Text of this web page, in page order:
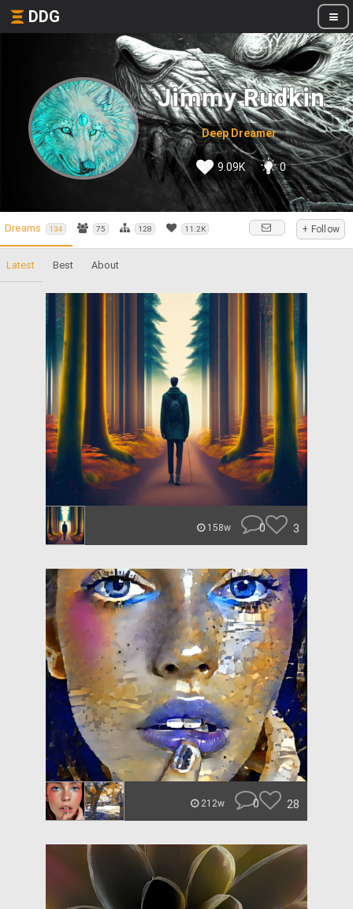
DDG
Jimmy Rudkin
Deep Dreamer
9.09K 0
Dreams 134 75 128 11.2K + Follow
Latest Best About
158w 0 3
212w 0 28